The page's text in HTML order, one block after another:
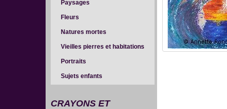
Paysages
Fleurs
Natures mortes
Vieilles pierres et habitations
Portraits
Sujets enfants
CRAYONS ET